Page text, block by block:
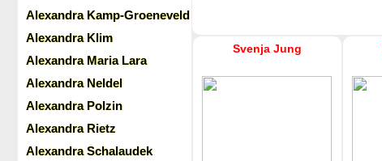
Alexandra Kamp-Groeneveld
Alexandra Klim
Alexandra Maria Lara
Alexandra Neldel
Alexandra Polzin
Alexandra Rietz
Alexandra Schalaudek
Svenja Jung